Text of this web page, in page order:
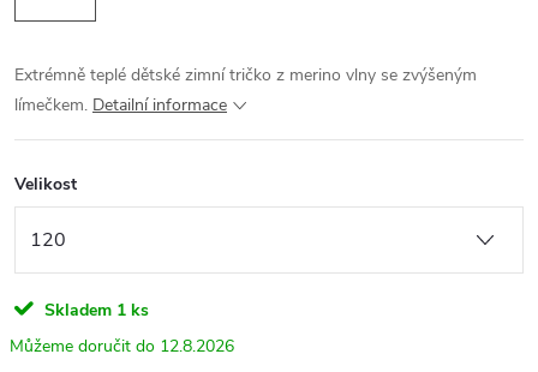
Extrémně teplé dětské zimní tričko z merino vlny se zvýšeným
límečkem. Detailní informace
Velikost
Skladem 1 ks
12.8.2026